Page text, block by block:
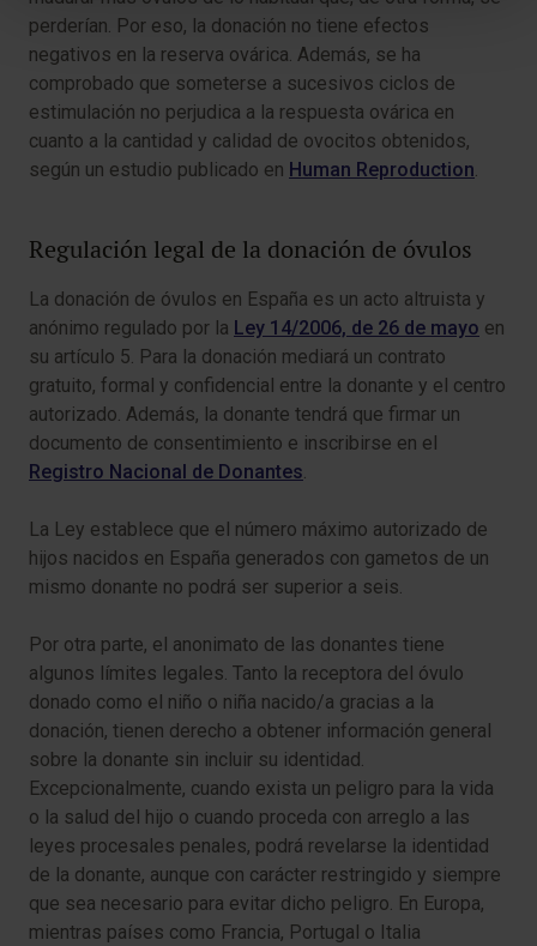
perderían. Por eso, la donación no tiene efectos
negativos en la reserva ovárica. Además, se ha
comprobado que someterse a sucesivos ciclos de
estimulación no perjudica a la respuesta ovárica en
cuanto a la cantidad y calidad de ovocitos obtenidos,
según un estudio publicado en Human Reproduction.
Regulación legal de la donación de óvulos
La donación de óvulos en España es un acto altruista y
anónimo regulado por la Ley 14/2006, de 26 de mayo en
su artículo 5. Para la donación mediará un contrato
gratuito, formal y confidencial entre la donante y el centro
autorizado. Además, la donante tendrá que firmar un
documento de consentimiento e inscribirse en el
Registro Nacional de Donantes.
La Ley establece que el número máximo autorizado de
hijos nacidos en España generados con gametos de un
mismo donante no podrá ser superior a seis.
Por otra parte, el anonimato de las donantes tiene
algunos límites legales. Tanto la receptora del óvulo
donado como el niño o niña nacido/a gracias a la
donación, tienen derecho a obtener información general
sobre la donante sin incluir su identidad.
Excepcionalmente, cuando exista un peligro para la vida
o la salud del hijo o cuando proceda con arreglo a las
leyes procesales penales, podrá revelarse la identidad
de la donante, aunque con carácter restringido y siempre
que sea necesario para evitar dicho peligro. En Europa,
mientras países como Francia, Portugal o Italia